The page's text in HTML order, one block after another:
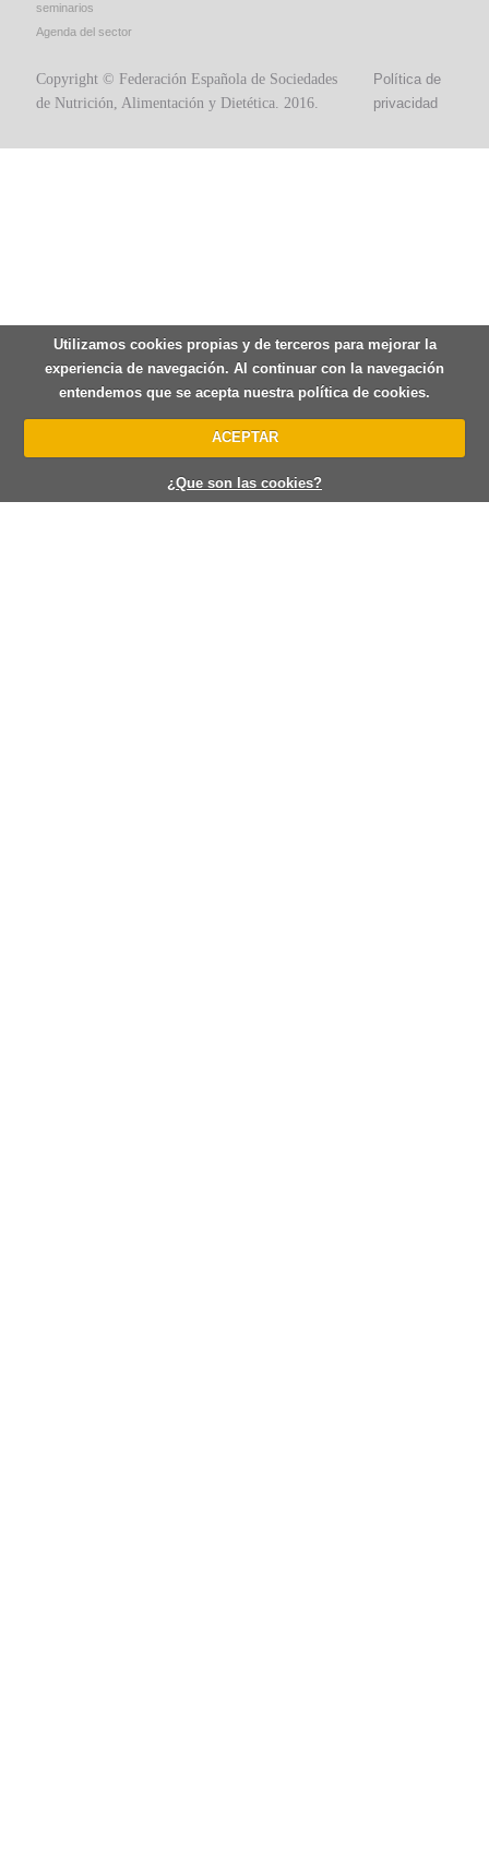
seminarios
Agenda del sector
Copyright © Federación Española de Sociedades
de Nutrición, Alimentación y Dietética. 2016.
Política de
privacidad
Utilizamos cookies propias y de terceros para mejorar la
experiencia de navegación. Al continuar con la navegación
entendemos que se acepta nuestra política de cookies.
ACEPTAR
¿Que son las cookies?